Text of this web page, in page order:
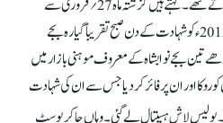
لینے کے لئے سیلز مین کے طور پر جایا کرتے تھے۔ کہتے ہیں گزشتہ ماہ 27؍ فروری سے
سندھ کے دورے پر تھے اور 7؍مارچ 2012ء کو شہادت کے دن صبح تقریباً گیارہ بجے
تین بجے نوابشاہ کے معروف موہنی بازار میں
روکا اور ان پر فائر کر دیا جس سے ان کی شہادت
پولیس لاش ہسپتال لے گئی۔ وہاں جا کر پوسٹ